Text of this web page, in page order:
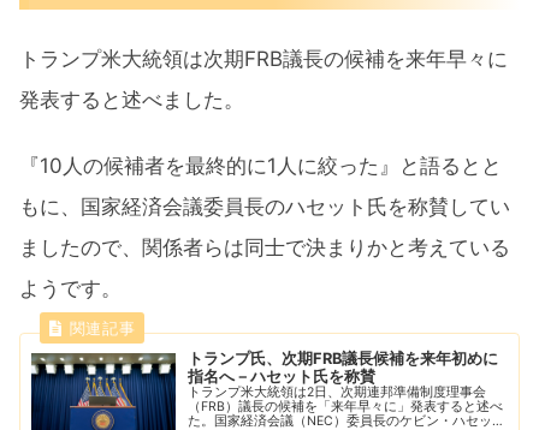
トランプ米大統領は次期FRB議長の候補を来年早々に
発表すると述べました。
『10人の候補者を最終的に1人に絞った』と語るとと
もに、国家経済会議委員長のハセット氏を称賛してい
ましたので、関係者らは同士で決まりかと考えている
ようです。
トランプ氏、次期FRB議長候補を来年初めに
指名へ－ハセット氏を称賛
トランプ米大統領は2日、次期連邦準備制度理事会
（FRB）議長の候補を「来年早々に」発表すると述べ
た。国家経済会議（NEC）委員長のケビン・ハセット